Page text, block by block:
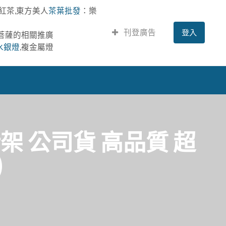
茶,東方美人 茶葉批發 ：樂
薩的相關推廣
銀燈 ,複金屬燈
刊登廣告 登入
公司貨 高品質 超